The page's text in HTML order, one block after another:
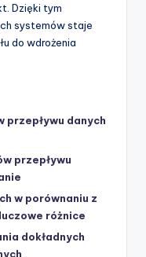
Dzięki tym
systemów staje
do wdrożenia
danych
przepływu
w porównaniu z
różnice
dokładnych